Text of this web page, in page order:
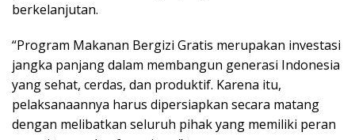
berkelanjutan.
“Program Makanan Bergizi Gratis merupakan investasi
jangka panjang dalam membangun generasi Indonesia
yang sehat, cerdas, dan produktif. Karena itu,
pelaksanaannya harus dipersiapkan secara matang
dengan melibatkan seluruh pihak yang memiliki peran